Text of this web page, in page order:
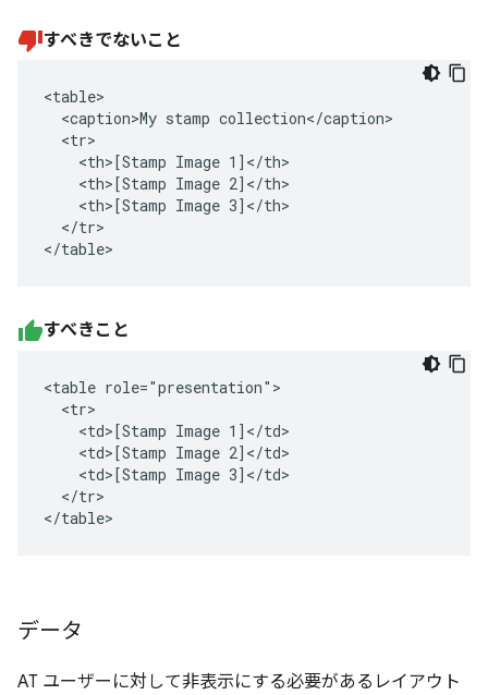
すべきでないこと
<table>
  <caption>My stamp collection</caption>
  <tr>
    <th>[Stamp Image 1]</th>
    <th>[Stamp Image 2]</th>
    <th>[Stamp Image 3]</th>
  </tr>
</table>
すべきこと
<table role="presentation">
  <tr>
    <td>[Stamp Image 1]</td>
    <td>[Stamp Image 2]</td>
    <td>[Stamp Image 3]</td>
  </tr>
</table>
データ
AT ユーザーに対して非表示にする必要があるレイアウト